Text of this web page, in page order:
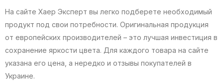
На сайте Хаер Эксперт вы легко подберете необходимый
продукт под свои потребности. Оригинальная продукция
от европейских производителей – это лучшая инвестиция в
сохранение яркости цвета. Для каждого товара на сайте
указана его цена, а нередко и отзывы покупателей в
Украине.